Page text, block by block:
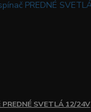
SVETLÁ 12/24V